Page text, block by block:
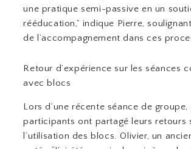
une pratique semi-passive en un
rééducation,” indique Pierre,
de l’accompagnement dans ces
Retour d’expérience sur les séances
avec blocs
Lors d’une récente séance de groupe,
participants ont partagé leurs retours
l’utilisation des blocs. Olivier, un